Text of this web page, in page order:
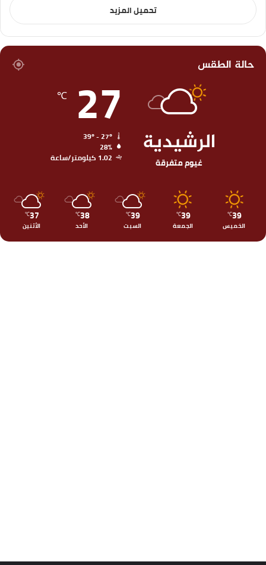
تحميل المزيد
حالة الطقس
الرشيدية
غيوم متفرقة
27
℃
28%
1.02 كيلومتر/ساعة
39
℃
الخميس
39
℃
الجمعة
39
℃
السبت
38
℃
الأحد
37
℃
الأثنين